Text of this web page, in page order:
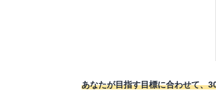
あなたが目指す目標に合わせて、